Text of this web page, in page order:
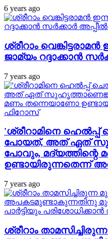
6 years ago
ശ്രീറാം
ജാമ്യം റദ്ദാക്കാന്‍
7 years ago
'ശ്രീറാമിനെ
പോയത്, അത് ഏത്
പോവും,
ഉണ്ടായിരുന്നതെന്ന്
7 years ago
ശ്രീറാം